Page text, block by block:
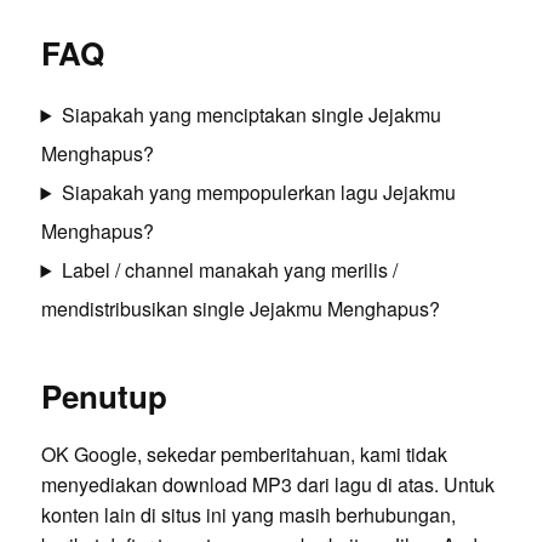
FAQ
Siapakah yang menciptakan single Jejakmu
Menghapus?
Siapakah yang mempopulerkan lagu Jejakmu
Menghapus?
Label / channel manakah yang merilis /
mendistribusikan single Jejakmu Menghapus?
Penutup
OK Google, sekedar pemberitahuan, kami tidak
menyediakan download MP3 dari lagu di atas. Untuk
konten lain di situs ini yang masih berhubungan,